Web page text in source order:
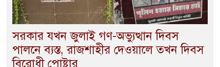
সরকার যখন জুলাই গণ-অভ্যুত্থান দিবস
পালনে ব্যস্ত, রাজশাহীর দেওয়ালে তখন দিবস
বিরোধী পোষ্টার